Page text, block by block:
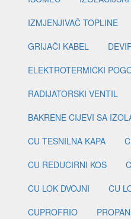
IZMJENJIVAČ TOPLINE
GRIJAČI KABEL
ELEKTROTERMIČKI
RADIJATORSKI VENTIL
BAKRENE CIJEVI SA
CU TESNILNA KAPA
CU REDUCIRNI KOS
CU LOK DVOJNI
CU
CUPROFRIO
PROPAN